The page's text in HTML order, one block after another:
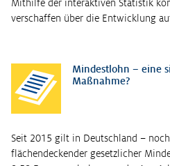
Mithilfe der interaktiven Statistik
verschaffen über die Entwicklung
Mindestlohn – eine
Maßnahme?
Seit 2015 gilt in Deutschland –
flächendeckender gesetzlicher